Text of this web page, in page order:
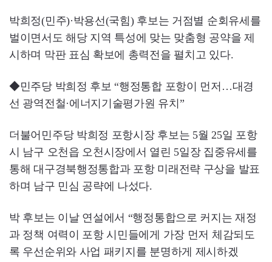
박희정(민주)·박용선(국힘) 후보는 거점별 순회유세를
벌이면서도 해당 지역 특성에 맞는 맞춤형 공약을 제
시하며 막판 표심 확보에 총력전을 펼치고 있다.
◆민주당 박희정 후보 “행정통합 포항이 먼저…대경
선 광역전철·에너지기술평가원 유치”
더불어민주당 박희정 포항시장 후보는 5월 25일 포항
시 남구 오천읍 오천시장에서 열린 5일장 집중유세를
통해 대구경북행정통합과 포항 미래전략 구상을 발표
하며 남구 민심 공략에 나섰다.
박 후보는 이날 연설에서 “행정통합으로 커지는 재정
과 정책 여력이 포항 시민들에게 가장 먼저 체감되도
록 우선순위와 사업 패키지를 분명하게 제시하겠